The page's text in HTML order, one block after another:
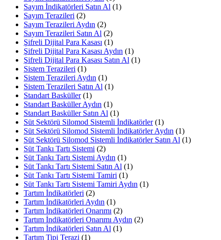
Sayım İndikatörleri Satın Al (1)
Sayım Terazileri (2)
Sayım Terazileri Aydın (2)
Sayım Terazileri Satın Al (2)
Şifreli Dijital Para Kasası (1)
Şifreli Dijital Para Kasası Aydın (1)
Şifreli Dijital Para Kasası Satın Al (1)
Sistem Terazileri (1)
Sistem Terazileri Aydın (1)
Sistem Terazileri Satın Al (1)
Standart Basküller (1)
Standart Basküller Aydın (1)
Standart Basküller Satın Al (1)
Süt Sektörü Silomod Sistemli İndikatörler (1)
Süt Sektörü Silomod Sistemli İndikatörler Aydın (1)
Süt Sektörü Silomod Sistemli İndikatörler Satın Al (1)
Süt Tankı Tartı Sistemi (2)
Süt Tankı Tartı Sistemi Aydın (1)
Süt Tankı Tartı Sistemi Satın Al (1)
Süt Tankı Tartı Sistemi Tamiri (1)
Süt Tankı Tartı Sistemi Tamiri Aydın (1)
Tartım İndikatörleri (2)
Tartım İndikatörleri Aydın (1)
Tartım İndikatörleri Onarımı (2)
Tartım İndikatörleri Onarımı Aydın (2)
Tartım İndikatörleri Satın Al (1)
Tartım Tipi Terazi (1)